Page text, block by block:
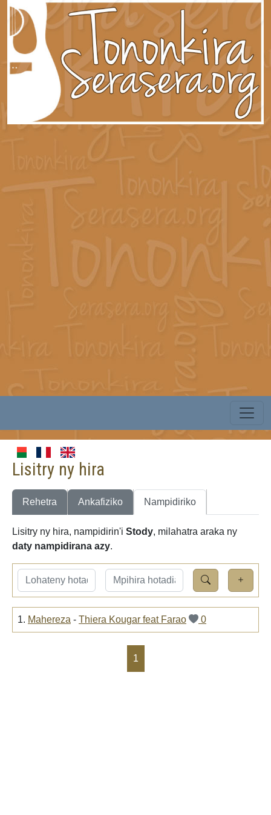
Lisitry ny hira
Rehetra Ankafiziko Nampidiriko
Lisitry ny hira, nampidirin'i Stody, milahatra araka ny
daty nampidirana azy.
1. Mahereza - Thiera Kougar feat Farao 0
1